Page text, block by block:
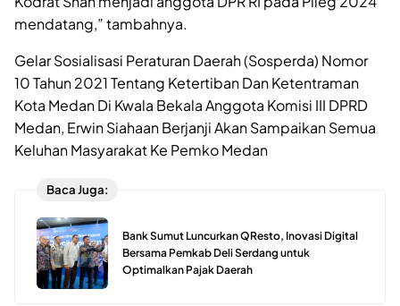
mendatang,” tambahnya.
Gelar Sosialisasi Peraturan Daerah (Sosperda) Nomor
10 Tahun 2021 Tentang Ketertiban Dan Ketentraman
Kota Medan Di Kwala Bekala Anggota Komisi III DPRD
Medan, Erwin Siahaan Berjanji Akan Sampaikan Semua
Keluhan Masyarakat Ke Pemko Medan
Baca Juga:
Bank Sumut Luncurkan QResto, Inovasi Digital
Bersama Pemkab Deli Serdang untuk
Optimalkan Pajak Daerah